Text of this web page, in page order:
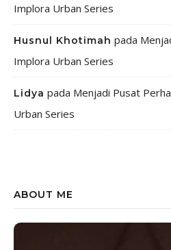
Implora Urban Series
Husnul Khotimah pada
Implora Urban Series
Lidya pada Menjadi Pusat
Urban Series
ABOUT ME